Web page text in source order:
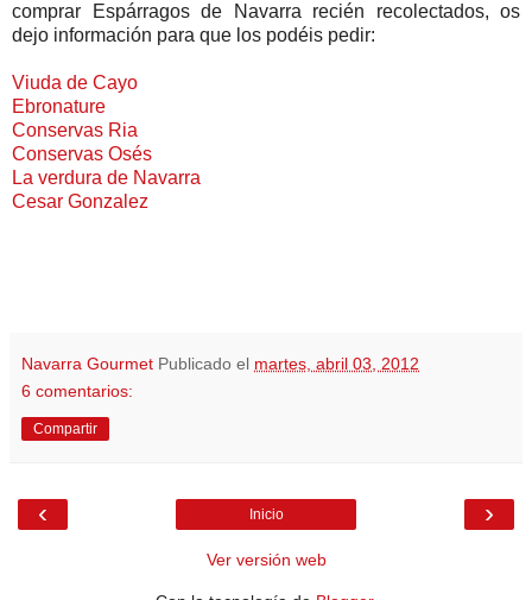
comprar Espárragos de Navarra recién recolectados, os
dejo información para que los podéis pedir:
Viuda de Cayo
Ebronature
Conservas Ria
Conservas Osés
La verdura de Navarra
Cesar Gonzalez
Navarra Gourmet Publicado el martes, abril 03, 2012
6 comentarios:
Compartir
‹ ›
Inicio
Ver versión web